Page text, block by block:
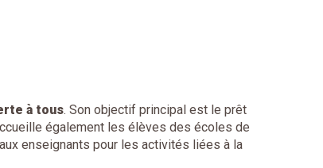
à tous. Son objectif principal est le prêt
également les élèves des écoles de
enseignants pour les activités liées à la